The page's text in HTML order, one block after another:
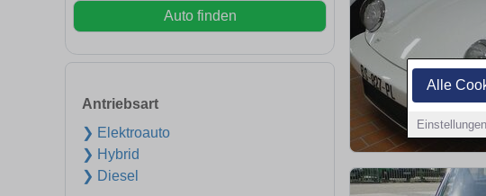
Alle
Einstellungen
Auto finden
Antriebsart
❯ Elektroauto
❯ Hybrid
❯ Diesel